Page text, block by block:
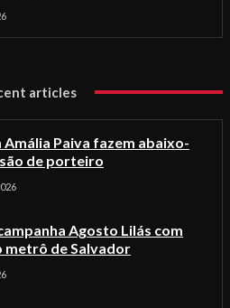
articles
Paiva fazem abaixo-
de porteiro
Agosto Lilás com
metrô de Salvador